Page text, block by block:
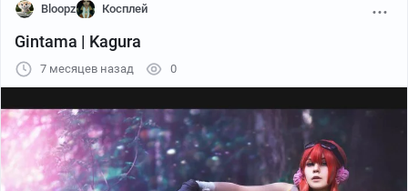
Bloopz Косплей
Gintama | Kagura
7 месяцев назад 0